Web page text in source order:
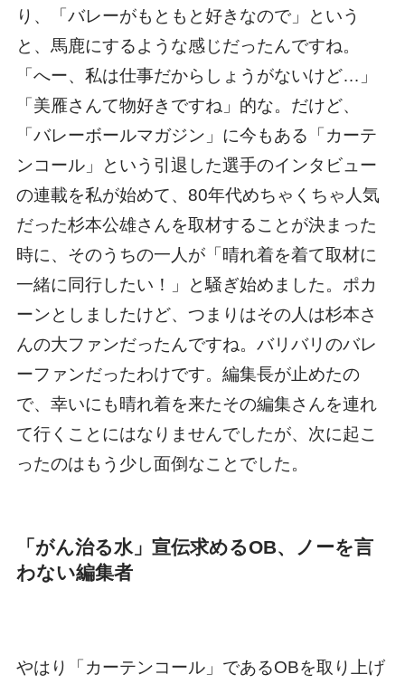
り、「バレーがもともと好きなので」という
と、馬鹿にするような感じだったんですね。
「へー、私は仕事だからしょうがないけど…」
「美雁さんて物好きですね」的な。だけど、
「バレーボールマガジン」に今もある「カーテ
ンコール」という引退した選手のインタビュー
の連載を私が始めて、80年代めちゃくちゃ人気
だった杉本公雄さんを取材することが決まった
時に、そのうちの一人が「晴れ着を着て取材に
一緒に同行したい！」と騒ぎ始めました。ポカ
ーンとしましたけど、つまりはその人は杉本さ
んの大ファンだったんですね。バリバリのバレ
ーファンだったわけです。編集長が止めたの
で、幸いにも晴れ着を来たその編集さんを連れ
て行くことにはなりませんでしたが、次に起こ
ったのはもう少し面倒なことでした。
「がん治る水」宣伝求めるOB、ノーを言
わない編集者
やはり「カーテンコール」であるOBを取り上げ